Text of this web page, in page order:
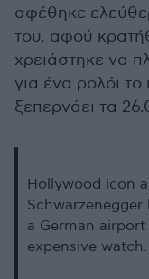
αφέθηκε
του, αφού
χρειάστηκε να
για ένα ρολόι
ξεπερνάει τα
Hollywood icon
a German
expensive watch.